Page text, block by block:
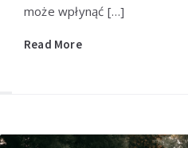
może wpłynąć […]
Read More